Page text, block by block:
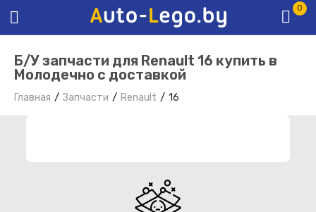
0
Б/У запчасти для Renault 16 купить в
Молодечно с доставкой
Главная Запчасти Renault 16